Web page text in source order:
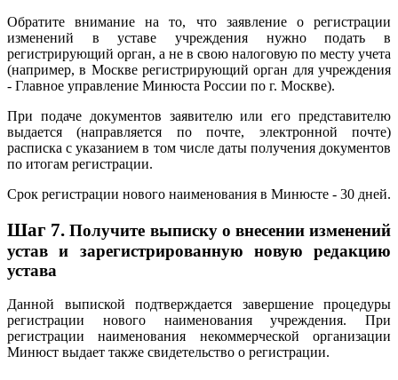
Обратите внимание на то, что заявление о регистрации
изменений в уставе учреждения нужно подать в
регистрирующий орган, а не в свою налоговую по месту учета
(например, в Москве регистрирующий орган для учреждения
- Главное управление Минюста России по г. Москве).
При подаче документов заявителю или его представителю
выдается (направляется по почте, электронной почте)
расписка с указанием в том числе даты получения документов
по итогам регистрации.
Срок регистрации нового наименования в Минюсте - 30 дней.
Шаг 7. Получите выписку о внесении изменений
устав и зарегистрированную новую редакцию
устава
Данной выпиской подтверждается завершение процедуры
регистрации нового наименования учреждения. При
регистрации наименования некоммерческой организации
Минюст выдает также свидетельство о регистрации.